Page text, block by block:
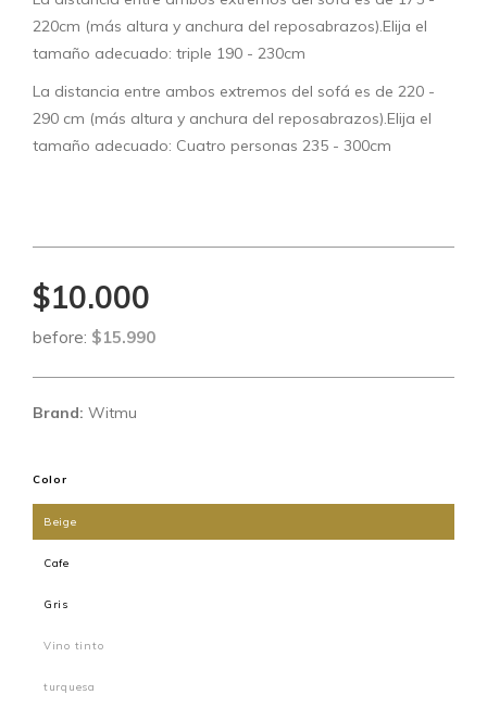
220cm (más altura y anchura del reposabrazos).Elija el
tamaño adecuado: triple 190 - 230cm
La distancia entre ambos extremos del sofá es de 220 -
290 cm (más altura y anchura del reposabrazos).Elija el
tamaño adecuado: Cuatro personas 235 - 300cm
$10.000
before: $15.990
Brand: Witmu
Color
Beige
Cafe
Gris
Vino tinto
turquesa